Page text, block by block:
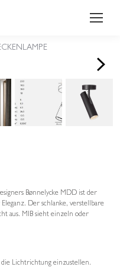
>
Bønnelycke MDD ist der
Der schlanke, verstellbare
aus. MIB sieht einzeln oder
Lichtrichtung einzustellen.